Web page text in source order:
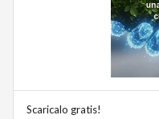
Scaricalo gratis!